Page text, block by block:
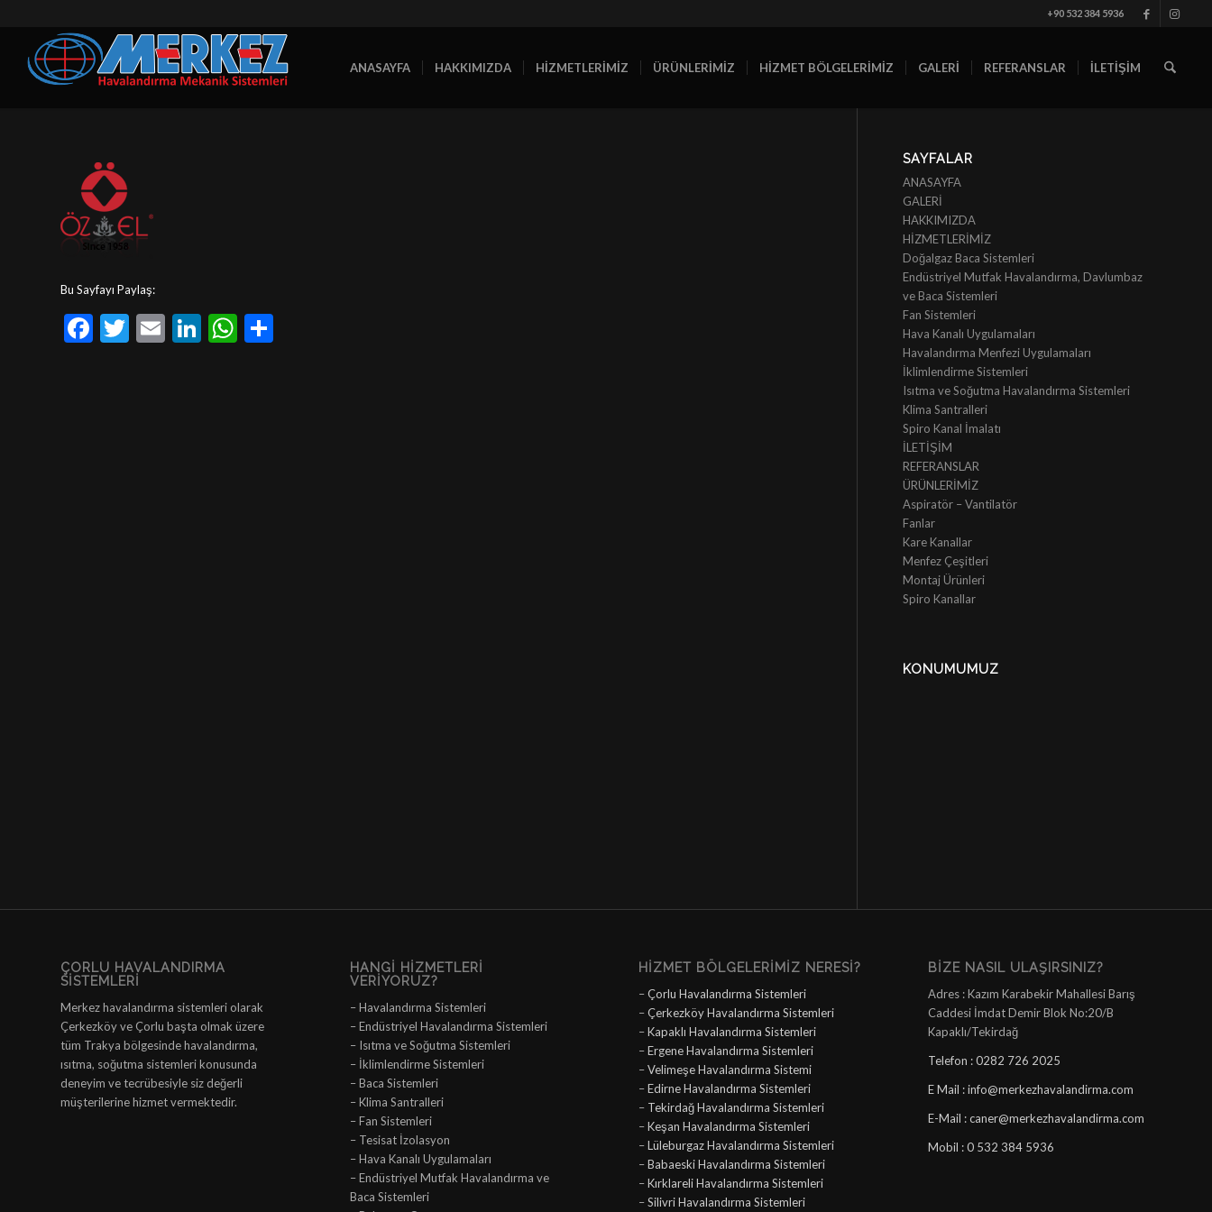
+90 532 384 5936
ANASAYFA HAKKIMIZDA HİZMETLERİMİZ ÜRÜNLERİMİZ HİZMET BÖLGELERİMİZ GALERİ REFERANSLAR İLETİŞİM
Bu Sayfayı Paylaş:
Facebook
Twitter
EmailLinkedIn
WhatsApp
SAYFALAR
ANASAYFA
GALERİ
HAKKIMIZDA
HİZMETLERİMİZ
Doğalgaz Baca Sistemleri
Endüstriyel Mutfak Havalandırma, Davlumbaz
ve Baca Sistemleri
Fan Sistemleri
Hava Kanalı Uygulamaları
Havalandırma Menfezi Uygulamaları
İklimlendirme Sistemleri
Isıtma ve Soğutma Havalandırma Sistemleri
Klima Santralleri
Spiro Kanal İmalatı
İLETİŞİM
REFERANSLAR
ÜRÜNLERİMİZ
Aspiratör – Vantilatör
Fanlar
Kare Kanallar
Menfez Çeşitleri
Montaj Ürünleri
Spiro Kanallar
KONUMUMUZ
ÇORLU HAVALANDIRMA
SISTEMLERI
Merkez havalandırma sistemleri olarak
Çerkezköy ve Çorlu başta olmak üzere
tüm Trakya bölgesinde havalandırma,
ısıtma, soğutma sistemleri konusunda
deneyim ve tecrübesiyle siz değerli
müşterilerine hizmet vermektedir.
HANGI HIZMETLERI
VERIYORUZ?
– Havalandırma Sistemleri
– Endüstriyel Havalandırma Sistemleri
– Isıtma ve Soğutma Sistemleri
– İklimlendirme Sistemleri
– Baca Sistemleri
– Klima Santralleri
– Fan Sistemleri
– Tesisat İzolasyon
– Hava Kanalı Uygulamaları
– Endüstriyel Mutfak Havalandırma ve
Baca Sistemleri
HIZMET BÖLGELERIMIZ NERESI?
–Çorlu Havalandırma Sistemleri
–Çerkezköy Havalandırma Sistemleri
–Kapaklı Havalandırma Sistemleri
–Ergene Havalandırma Sistemleri
–Velimeşe Havalandırma Sistemi
–Edirne Havalandırma Sistemleri
– Tekirdağ Havalandırma Sistemleri
–Keşan Havalandırma Sistemleri
–Lüleburgaz Havalandırma Sistemleri
–Babaeski Havalandırma Sistemleri
–Kırklareli Havalandırma Sistemleri
–Silivri Havalandırma Sistemleri
BIZE NASIL ULAŞIRSINIZ?
Adres : Kazım Karabekir Mahallesi Barış
Caddesi İmdat Demir Blok No:20/B
Kapaklı/Tekirdağ
Telefon : 0282 726 2025
E Mail : info@merkezhavalandirma.com
E-Mail : caner@merkezhavalandirma.com
Mobil : 0 532 384 5936